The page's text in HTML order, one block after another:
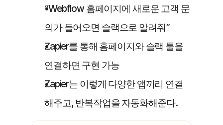
“Webflow 홈페이지에 새로운 고객 문
의가 들어오면 슬랙으로 알려줘”
Zapier를 통해 홈페이지와 슬랙 툴을
연결하면 구현 가능
Zapier는 이렇게 다양한 앱끼리 연결
해주고, 반복작업을 자동화해준다.